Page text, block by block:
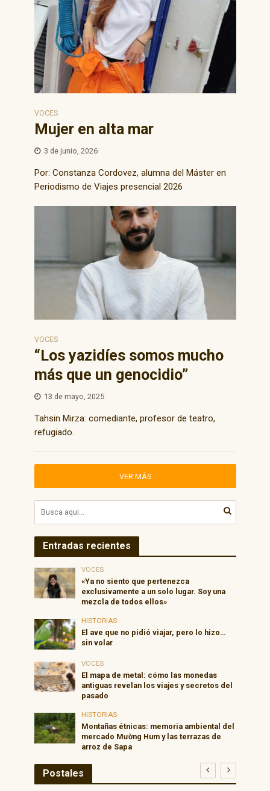
VOCES
Mujer en alta mar
3 de junio, 2026
Por: Constanza Cordovez, alumna del Máster en
Periodismo de Viajes presencial 2026
VOCES
“Los yazidíes somos mucho
más que un genocidio”
13 de mayo, 2025
Tahsin Mirza: comediante, profesor de teatro,
refugiado.
VER MÁS
Entradas recientes
VOCES
«Ya no siento que pertenezca
exclusivamente a un solo lugar. Soy una
mezcla de todos ellos»
HISTORIAS
El ave que no pidió viajar, pero lo hizo…
sin volar
VOCES
El mapa de metal: cómo las monedas
antiguas revelan los viajes y secretos del
pasado
HISTORIAS
Montañas étnicas: memoria ambiental del
mercado Mường Hum y las terrazas de
arroz de Sapa
Postales